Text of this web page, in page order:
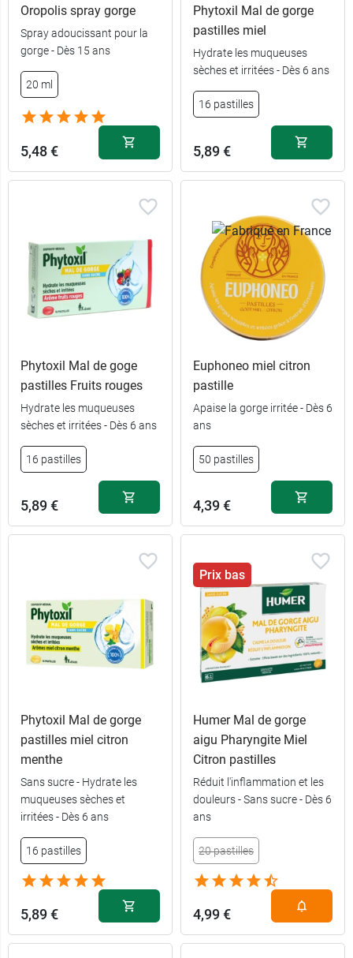
Oropolis spray gorge
Spray adoucissant pour la
gorge - Dès 15 ans
20 ml
5,48 €
Phytoxil Mal de gorge
pastilles miel
Hydrate les muqueuses
sèches et irritées - Dès 6 ans
16 pastilles
5,89 €
Phytoxil Mal de goge
pastilles Fruits rouges
Hydrate les muqueuses
sèches et irritées - Dès 6 ans
16 pastilles
5,89 €
Euphoneo miel citron
pastille
Apaise la gorge irritée - Dès 6
ans
50 pastilles
4,39 €
Phytoxil Mal de gorge
pastilles miel citron
menthe
Sans sucre - Hydrate les
muqueuses sèches et
irritées - Dès 6 ans
16 pastilles
5,89 €
Prix bas
Humer Mal de gorge
aigu Pharyngite Miel
Citron pastilles
Réduit l'inflammation et les
douleurs - Sans sucre - Dès 6
ans
20 pastilles
4,99 €